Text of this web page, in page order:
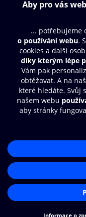
Obsah ke stažení
Moje O2 Knihovna
Další zábava
© O2 Czech Republic a.s.
Přístupnost
Zásady zpracování
Nastavení cookies